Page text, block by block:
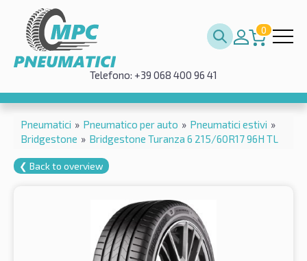
0
Telefono: +39 068 400 96 41
Pneumatici » Pneumatico per auto » Pneumatici estivi »
Bridgestone » Bridgestone Turanza 6 215/60R17 96H TL
❮ Back to overview